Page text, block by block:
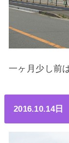
一ヶ月少し前
2016.10.14日